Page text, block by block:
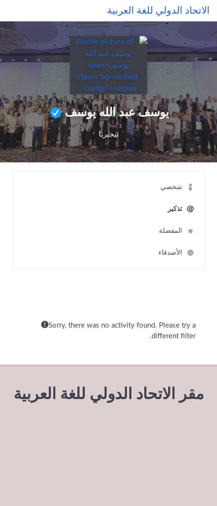
Skip to main content
الاتحاد الدولي للغة العربية
يوسف عبد الله يوسف
نيجيريا
شخصي
تذكير
المفضلة
الأصدقاء
Sorry, there was no activity found. Please try a
different filter.
مقر الاتحاد الدولي للغة العربية